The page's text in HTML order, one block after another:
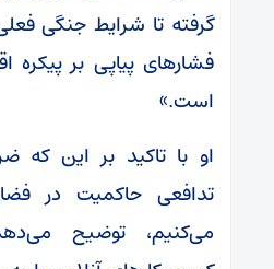
گرفته تا شرایط جنگی
فشارهای پیاپی بر پیکره
است.»
او با تاکید بر این که
تدافعی حاکمیت در
می‌کنیم، توضیح